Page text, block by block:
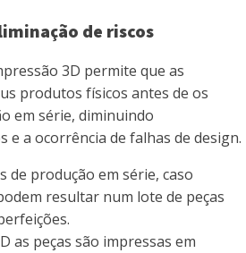
de riscos
3D permite que as
produtos físicos antes de os
em série, diminuindo
e a ocorrência de falhas de design.
de produção em série, caso
resultar num lote de peças
as peças são impressas em